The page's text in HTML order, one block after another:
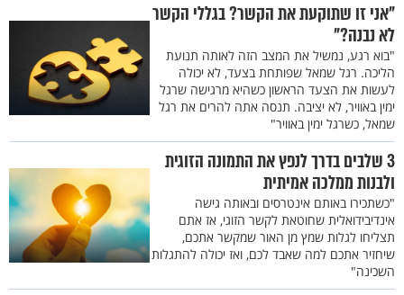
"אני זו שתוקעת את הקשר? בגללי הקשר
לא נבנה?"
"בוא רגע, נמשיל את המצב הזה לאותה תנועת
הליכה. רגל שמאל שפותחת בצעד, לא יכולה
לעשות את הצעד הראשון כשהיא מרגישה שרגל
ימין באוויר, לא יציבה. תנסה אתה להרים את רגל
שמאל, כשרגל ימין באוויר"
3 שלבים בדרך לנפץ את התמונה הזוגית
ולבנות ממלכה אמיתית
"כשתכירו באותם אינטרסים ובאותה גישה
אינדיבידואלית שחוטאת לקשר הזוגי, אז אתם
תצליחו לגלות שמץ מן האור שמקשר אתכם,
שיחזיר אתכם למה שאבד לכם, ואז יכולה להתגלות
השכינה"